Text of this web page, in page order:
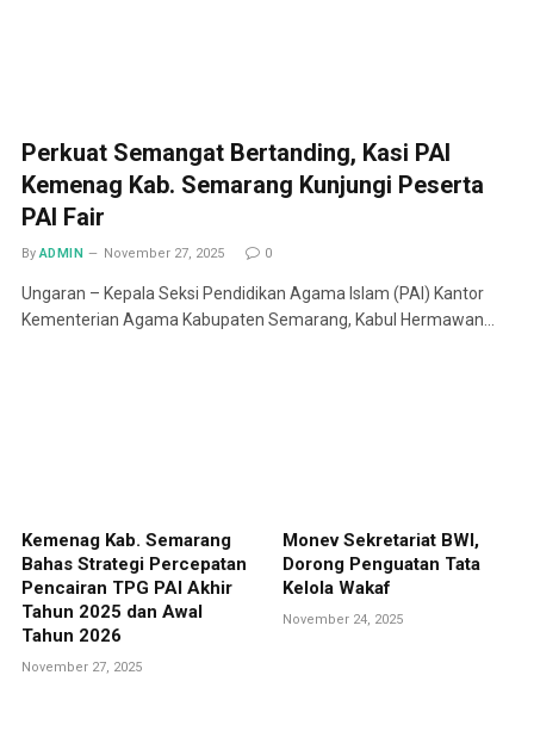
Perkuat Semangat Bertanding, Kasi PAI
Kemenag Kab. Semarang Kunjungi Peserta
PAI Fair
By ADMIN November 27, 2025 0
Ungaran – Kepala Seksi Pendidikan Agama Islam (PAI) Kantor
Kementerian Agama Kabupaten Semarang, Kabul Hermawan…
Kemenag Kab. Semarang
Bahas Strategi Percepatan
Pencairan TPG PAI Akhir
Tahun 2025 dan Awal
Tahun 2026
November 27, 2025
Monev Sekretariat BWI,
Dorong Penguatan Tata
Kelola Wakaf
November 24, 2025